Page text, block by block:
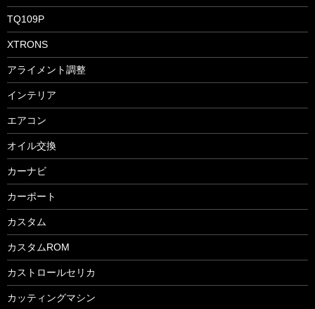
TQ109P
XTRONS
アライメント調整
インテリア
エアコン
オイル交換
カーナビ
カーポート
カスタム
カスタムROM
カストロールセリカ
カッティングマシン